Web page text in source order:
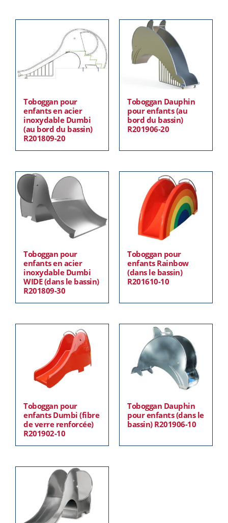
Toboggan pour
enfants en acier
inoxydable Dumbi
(au bord du bassin)
R201809-20
Toboggan Dauphin
pour enfants (au
bord du bassin)
R201906-20
Toboggan pour
enfants en acier
inoxydable Dumbi
WIDE (dans le bassin)
R201809-30
Toboggan pour
enfants Rainbow
(dans le bassin)
R201610-10
Toboggan pour
enfants Dumbi (fibre
de verre renforcée)
R201902-10
Toboggan Dauphin
pour enfants (dans le
bassin) R201906-10